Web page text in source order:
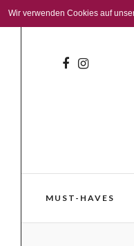
Wir verwenden Cookies auf
MUST-HAVES